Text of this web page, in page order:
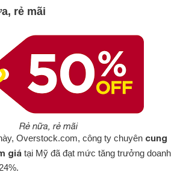
rẻ mãi
Rẻ nữa, rẻ mãi
Overstock.com, công ty chuyên cung
giá tại Mỹ đã đạt mức tăng trưởng doanh